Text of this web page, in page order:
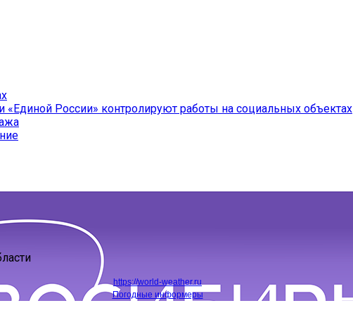
России» контролируют работы на социальных объектах
https://world-weather.ru
Погодные информеры